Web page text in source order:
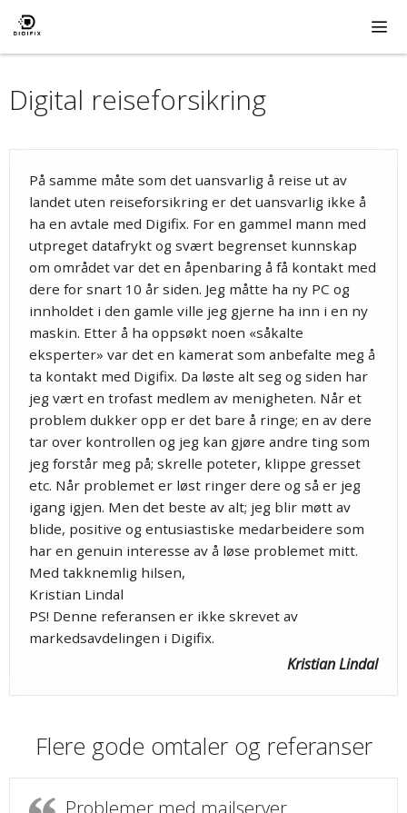
Hopp
til
innhold
Digital reiseforsikring
På samme måte som det uansvarlig å reise ut av
landet uten reiseforsikring er det uansvarlig ikke å
ha en avtale med Digifix. For en gammel mann med
utpreget datafrykt og svært begrenset kunnskap
om området var det en åpenbaring å få kontakt med
dere for snart 10 år siden. Jeg måtte ha ny PC og
innholdet i den gamle ville jeg gjerne ha inn i en ny
maskin. Etter å ha oppsøkt noen «såkalte
eksperter» var det en kamerat som anbefalte meg å
ta kontakt med Digifix. Da løste alt seg og siden har
jeg vært en trofast medlem av menigheten. Når et
problem dukker opp er det bare å ringe; en av dere
tar over kontrollen og jeg kan gjøre andre ting som
jeg forstår meg på; skrelle poteter, klippe gresset
etc. Når problemet er løst ringer dere og så er jeg
igang igjen. Men det beste av alt; jeg blir møtt av
blide, positive og entusiastiske medarbeidere som
har en genuin interesse av å løse problemet mitt.
Med takknemlig hilsen,
Kristian Lindal
PS! Denne referansen er ikke skrevet av
markedsavdelingen i Digifix.
Kristian Lindal
Flere gode omtaler og referanser
Problemer med mailserver